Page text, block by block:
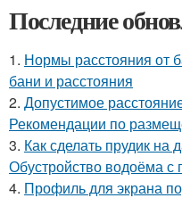
Последние
1. Нормы расстояния от
бани и расстояния
2. Допустимое
Рекомендации по
3. Как сделать прудик на
Обустройство водоёма
4. Профиль для экрана